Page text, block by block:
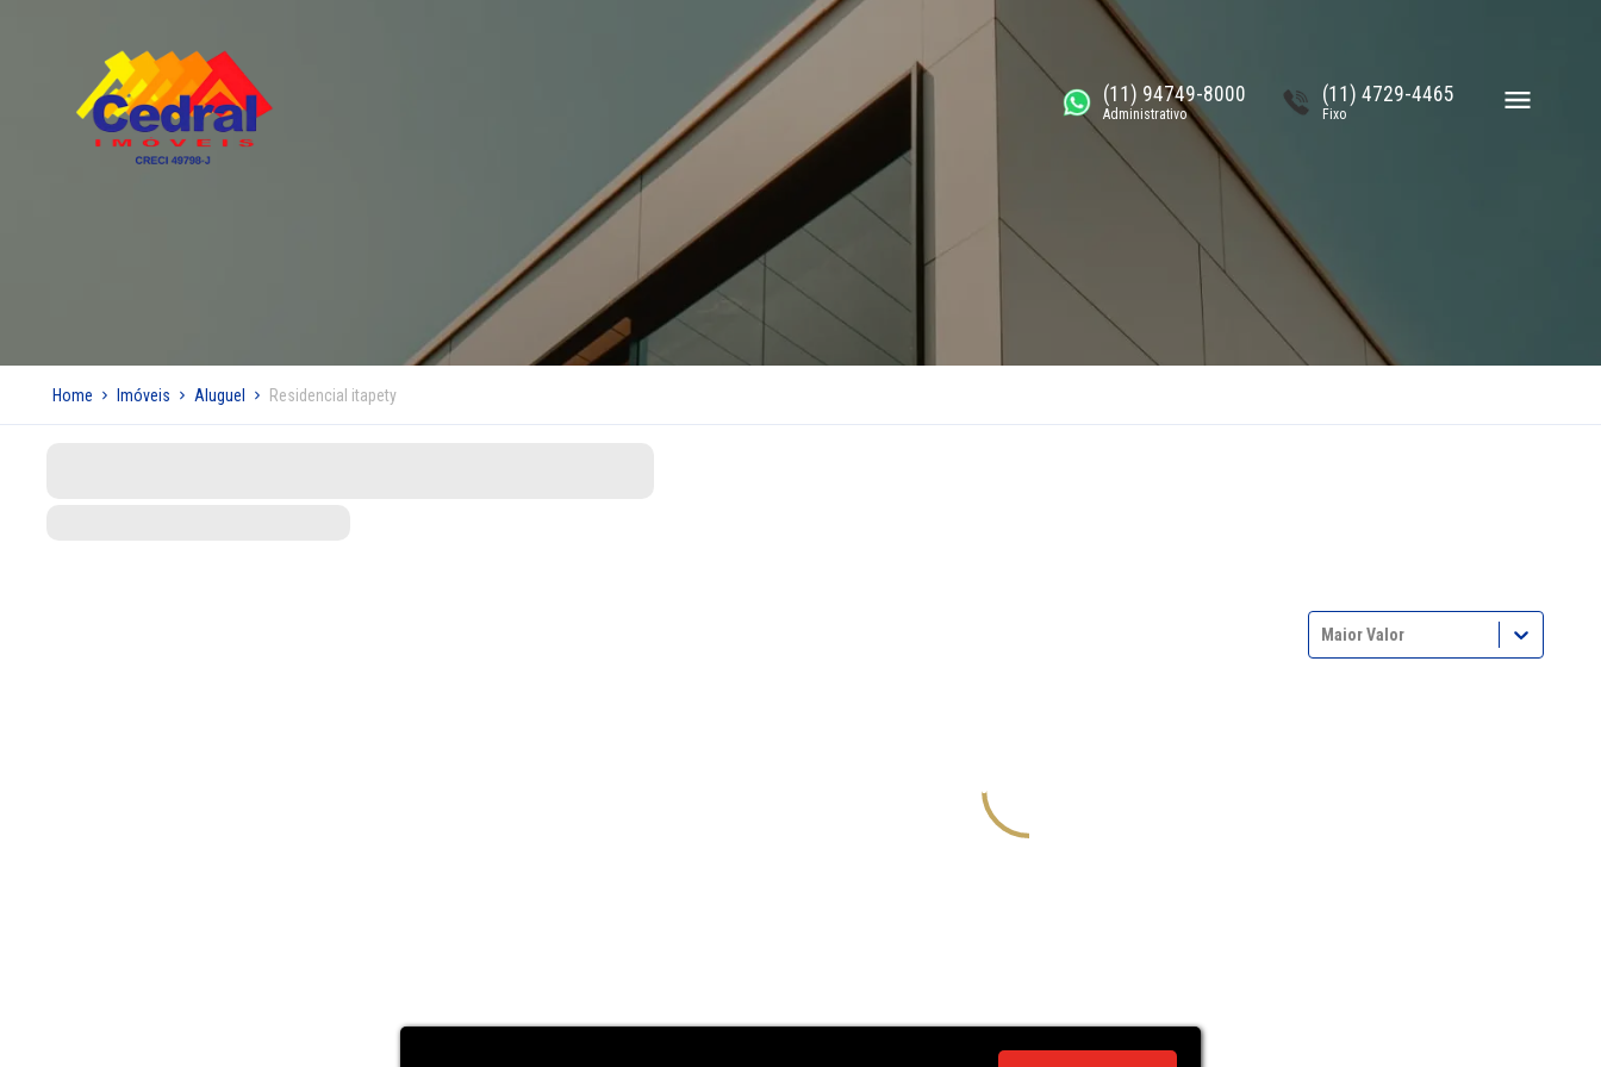
(11) 94749-8000
Administrativo
(11) 4729-4465
Fixo
Home Imóveis Aluguel Residencial itapety
Maior Valor